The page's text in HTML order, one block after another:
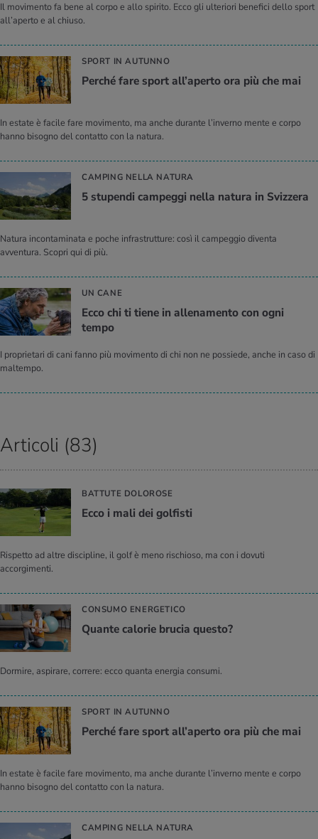
Il movimento fa bene al corpo e allo spirito. Ecco gli ulteriori benefici dello sport
all’aperto e al chiuso.
SPORT IN AUTUNNO
Per­ché fare sport al­l’a­per­to ora più che mai
In estate è facile fare movimento, ma anche durante l’inverno mente e corpo
hanno bisogno del contatto con la natura.
CAMPING NELLA NATURA
5 stu­pen­di cam­peg­gi nella na­tu­ra in Sviz­ze­ra
Natura incontaminata e poche infrastrutture: così il campeggio diventa
avventura. Scopri qui di più.
UN CANE
Ecco chi ti tiene in al­le­na­men­to con ogni
tempo
I proprietari di cani fanno più movimento di chi non ne possiede, anche in caso di
maltempo.
Articoli (83)
BATTUTE DOLOROSE
Ecco i mali dei gol­fi­sti
Rispetto ad altre discipline, il golf è meno rischioso, ma con i dovuti
accorgimenti.
CONSUMO ENERGETICO
Quan­te ca­lo­rie bru­cia que­sto?
Dormire, aspirare, correre: ecco quanta energia consumi.
SPORT IN AUTUNNO
Per­ché fare sport al­l’a­per­to ora più che mai
In estate è facile fare movimento, ma anche durante l’inverno mente e corpo
hanno bisogno del contatto con la natura.
CAMPING NELLA NATURA